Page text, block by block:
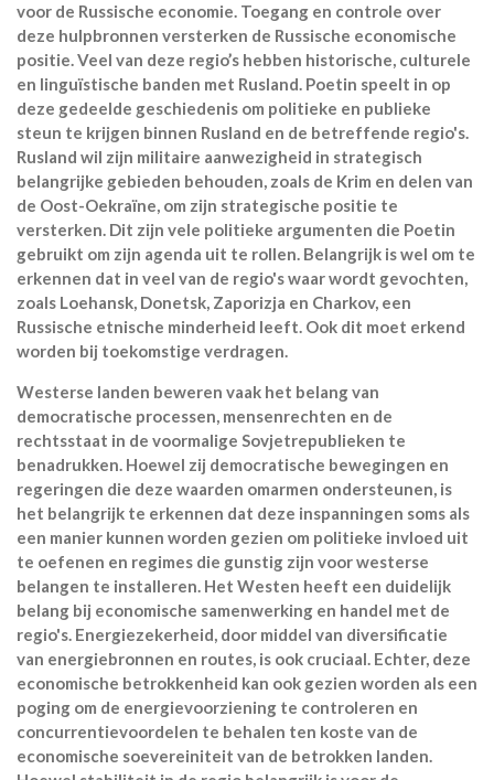
voor de Russische economie. Toegang en controle over
deze hulpbronnen versterken de Russische economische
positie. Veel van deze regio’s hebben historische, culturele
en linguïstische banden met Rusland. Poetin speelt in op
deze gedeelde geschiedenis om politieke en publieke
steun te krijgen binnen Rusland en de betreffende regio's.
Rusland wil zijn militaire aanwezigheid in strategisch
belangrijke gebieden behouden, zoals de Krim en delen van
de Oost-Oekraïne, om zijn strategische positie te
versterken. Dit zijn vele politieke argumenten die Poetin
gebruikt om zijn agenda uit te rollen. Belangrijk is wel om te
erkennen dat in veel van de regio's waar wordt gevochten,
zoals Loehansk, Donetsk, Zaporizja en Charkov, een
Russische etnische minderheid leeft. Ook dit moet erkend
worden bij toekomstige verdragen.
Westerse landen beweren vaak het belang van
democratische processen, mensenrechten en de
rechtsstaat in de voormalige Sovjetrepublieken te
benadrukken. Hoewel zij democratische bewegingen en
regeringen die deze waarden omarmen ondersteunen, is
het belangrijk te erkennen dat deze inspanningen soms als
een manier kunnen worden gezien om politieke invloed uit
te oefenen en regimes die gunstig zijn voor westerse
belangen te installeren. Het Westen heeft een duidelijk
belang bij economische samenwerking en handel met de
regio's. Energiezekerheid, door middel van diversificatie
van energiebronnen en routes, is ook cruciaal. Echter, deze
economische betrokkenheid kan ook gezien worden als een
poging om de energievoorziening te controleren en
concurrentievoordelen te behalen ten koste van de
economische soevereiniteit van de betrokken landen.